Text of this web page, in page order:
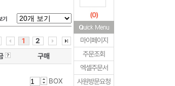
기
1
2
구매
BOX
(0)
마이페이지
주문조회
엑셀주문서
사원방문요청